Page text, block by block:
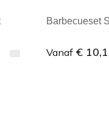
Barbecueset
Vanaf €